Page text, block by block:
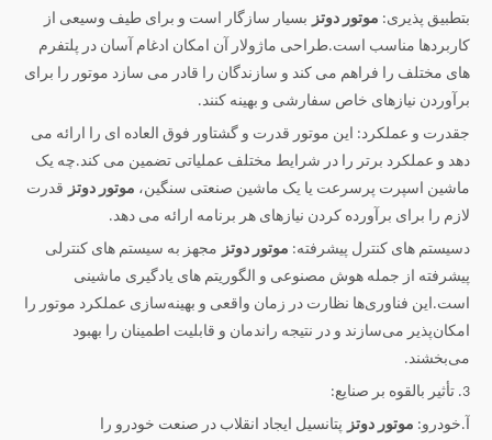
بتطبیق پذیری: موتور دوتز بسیار سازگار است و برای طیف وسیعی از
کاربردها مناسب است.طراحی ماژولار آن امکان ادغام آسان در پلتفرم
های مختلف را فراهم می کند و سازندگان را قادر می سازد موتور را برای
برآوردن نیازهای خاص سفارشی و بهینه کنند.
جقدرت و عملکرد: این موتور قدرت و گشتاور فوق العاده ای را ارائه می
دهد و عملکرد برتر را در شرایط مختلف عملیاتی تضمین می کند.چه یک
ماشین اسپرت پرسرعت یا یک ماشین صنعتی سنگین، موتور دوتز قدرت
لازم را برای برآورده کردن نیازهای هر برنامه ارائه می دهد.
دسیستم های کنترل پیشرفته: موتور دوتز مجهز به سیستم های کنترلی
پیشرفته از جمله هوش مصنوعی و الگوریتم های یادگیری ماشینی
است.این فناوری‌ها نظارت در زمان واقعی و بهینه‌سازی عملکرد موتور را
امکان‌پذیر می‌سازند و در نتیجه راندمان و قابلیت اطمینان را بهبود
می‌بخشند.
3. تأثیر بالقوه بر صنایع:
آ.خودرو: موتور دوتز پتانسیل ایجاد انقلاب در صنعت خودرو را